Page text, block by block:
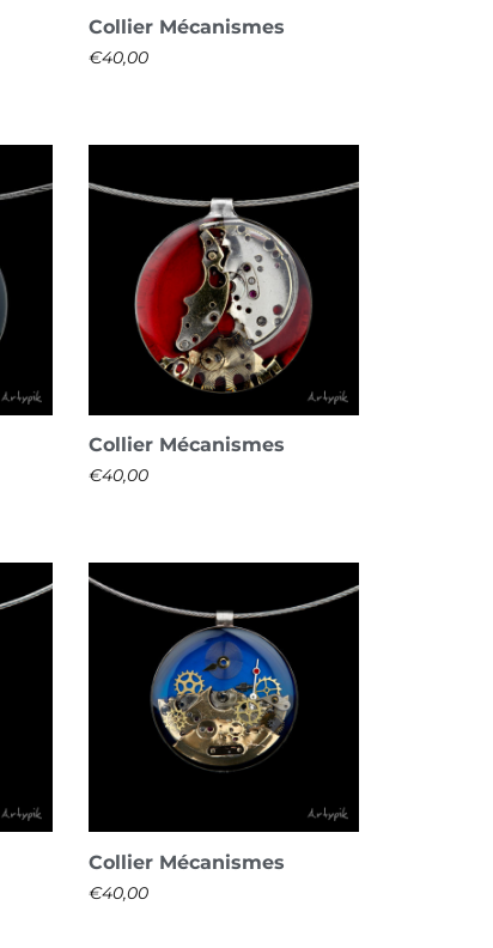
Collier Mécanismes
€40,00
Collier Mécanismes
€40,00
Collier Mécanismes
€40,00